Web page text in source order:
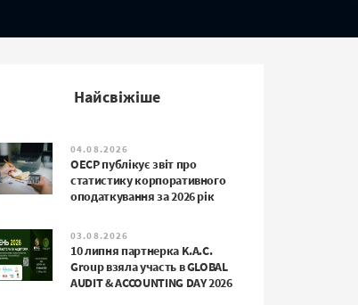
Найсвіжіше
04.08.2026
ОЕСР публікує звіт про
статистику корпоративного
оподаткування за 2026 рік
03.08.2026
10 липня партнерка K.A.C.
Group взяла участь в GLOBAL
AUDIT & ACCOUNTING DAY 2026